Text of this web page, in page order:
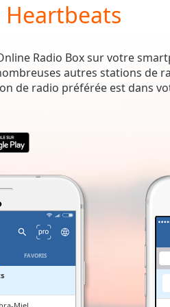
Radio Box sur votre
autres stations de
de radio préférée est dans
FAVORIS
Miel